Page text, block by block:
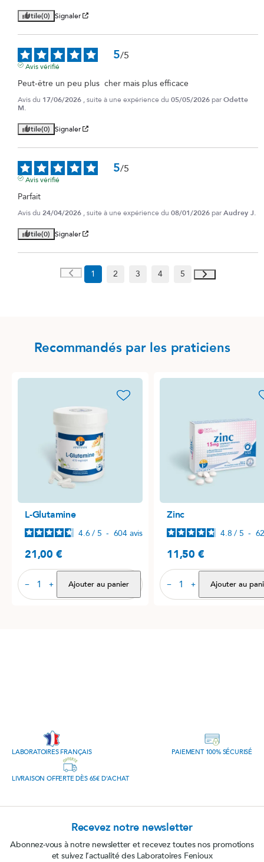
Utile(0) Signaler
5/5
Avis vérifié
Peut-être un peu plus  cher mais plus efficace
Avis du 17/06/2026 , suite à une expérience du 05/05/2026 parOdette
M.
Utile(0) Signaler
5/5
Avis vérifié
Parfait
Avis du 24/04/2026 , suite à une expérience du 08/01/2026 parAudrey J.
Utile(0) Signaler
1 2 3 4 5
Recommandés par les praticiens
favorite_border
L-Glutamine
4.6 / 5 - 604 avis
Prix
21,00 €
− + Ajouter au panier
Zinc
4.8 / 5 -
Prix
11,50 €
− + Ajouter au
LABORATOIRES FRANÇAIS PAIEMENT 100% SÉCURISÉ
LIVRAISON OFFERTE DÈS 65€ D'ACHAT
Recevez notre newsletter
Abonnez-vous à notre newsletter et recevez toutes nos promotions
et suivez l’actualité des Laboratoires Fenioux